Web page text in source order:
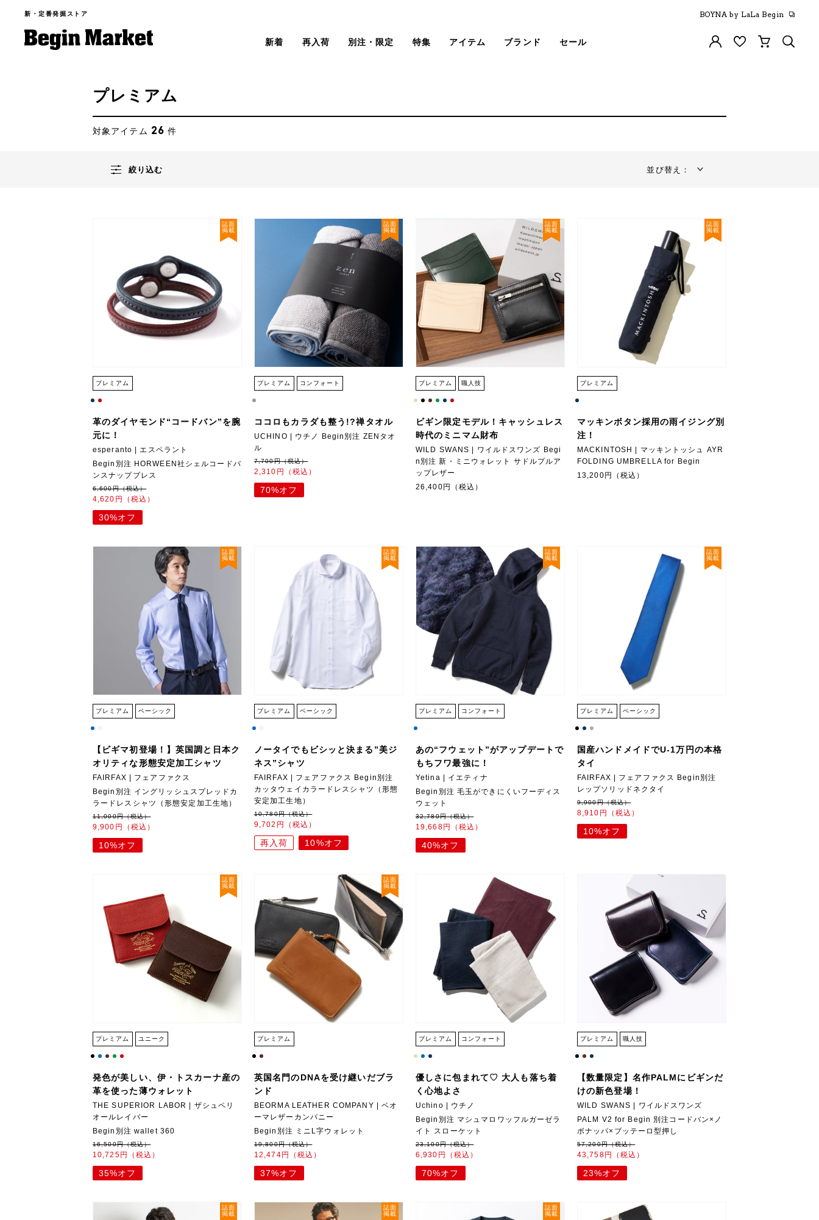
新・定番発掘ストア
新着 再入荷 別注・限定 特集 アイテム ブランド セール
BOYNA by LaLa Begin
プレミアム
対象アイテム 26 件
絞り込む 並び替え：
誌面
掲載
プレミアム
革のダイヤモンド“コードバン”を腕
元に！
esperanto | エスペラント
Begin別注 HORWEEN社シェルコードバ
ンスナップブレス
6,600円（税込）
4,620円（税込）
30%オフ
誌面
掲載
プレミアム コンフォート
ココロもカラダも整う!?禅タオル
UCHINO | ウチノ Begin別注 ZENタオ
ル
7,700円（税込）
2,310円（税込）
70%オフ
誌面
掲載
プレミアム 職人技
ビギン限定モデル！キャッシュレス
時代のミニマム財布
WILD SWANS | ワイルドスワンズ Begi
n別注 新・ミニウォレット サドルプルア
ップレザー
26,400円（税込）
誌面
掲載
プレミアム
マッキンボタン採用の雨イジング別
注！
MACKINTOSH | マッキントッシュ AYR
FOLDING UMBRELLA for Begin
13,200円（税込）
誌面
掲載
プレミアム ベーシック
【ビギマ初登場！】英国調と日本ク
オリティな形態安定加工シャツ
FAIRFAX | フェアファクス
Begin別注 イングリッシュスプレッドカ
ラードレスシャツ（形態安定加工生地）
11,000円（税込）
9,900円（税込）
10%オフ
誌面
掲載
プレミアム ベーシック
ノータイでもビシッと決まる”美ジ
ネス”シャツ
FAIRFAX | フェアファクス Begin別注
カッタウェイカラードレスシャツ（形態
安定加工生地）
10,780円（税込）
9,702円（税込）
再入荷 10%オフ
誌面
掲載
プレミアム コンフォート
あの“フウェット”がアップデートで
もちフワ最強に！
Yetina | イエティナ
Begin別注 毛玉ができにくいフーディス
ウェット
32,780円（税込）
19,668円（税込）
40%オフ
誌面
掲載
プレミアム ベーシック
国産ハンドメイドでU-1万円の本格
タイ
FAIRFAX | フェアファクス Begin別注
レップソリッドネクタイ
9,900円（税込）
8,910円（税込）
10%オフ
誌面
掲載
プレミアム ユニーク
発色が美しい、伊・トスカーナ産の
革を使った薄ウォレット
THE SUPERIOR LABOR | ザシュペリ
オールレイバー
Begin別注 wallet 360
16,500円（税込）
10,725円（税込）
35%オフ
誌面
掲載
プレミアム
英国名門のDNAを受け継いだブラ
ンド
BEORMA LEATHER COMPANY | ベオ
ーマレザーカンパニー
Begin別注 ミニL字ウォレット
19,800円（税込）
12,474円（税込）
37%オフ
プレミアム コンフォート
優しさに包まれて♡ 大人も落ち着
く心地よさ
Uchino | ウチノ
Begin別注 マシュマロワッフルガーゼラ
イト スローケット
23,100円（税込）
6,930円（税込）
70%オフ
プレミアム 職人技
【数量限定】名作PALMにビギンだ
けの新色登場！
WILD SWANS | ワイルドスワンズ
PALM V2 for Begin 別注コードバン×ノ
ボナッパ×ブッテーロ型押し
57,200円（税込）
43,758円（税込）
23%オフ
誌面
掲載
誌面
掲載
誌面
掲載